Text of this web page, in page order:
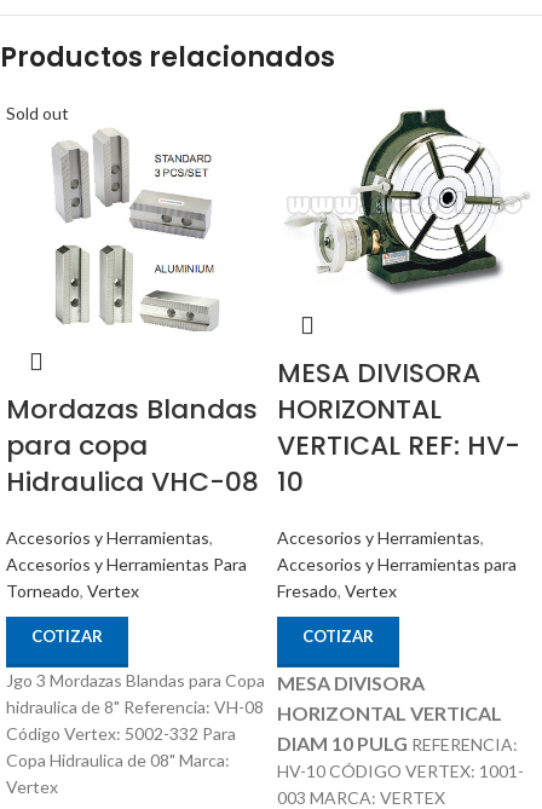
Productos relacionados
Sold out
Mordazas Blandas
para copa
Hidraulica VHC-08
Accesorios y Herramientas,
Accesorios y Herramientas Para
Torneado, Vertex
COTIZAR
Jgo 3 Mordazas Blandas para Copa
hidraulica de 8" Referencia: VH-08
Código Vertex: 5002-332 Para
Copa Hidraulica de 08" Marca:
Vertex
MESA DIVISORA
HORIZONTAL
VERTICAL REF: HV-
10
Accesorios y Herramientas,
Accesorios y Herramientas para
Fresado, Vertex
COTIZAR
MESA DIVISORA
HORIZONTAL VERTICAL
DIAM 10 PULG REFERENCIA:
HV-10 CÓDIGO VERTEX: 1001-
003 MARCA: VERTEX